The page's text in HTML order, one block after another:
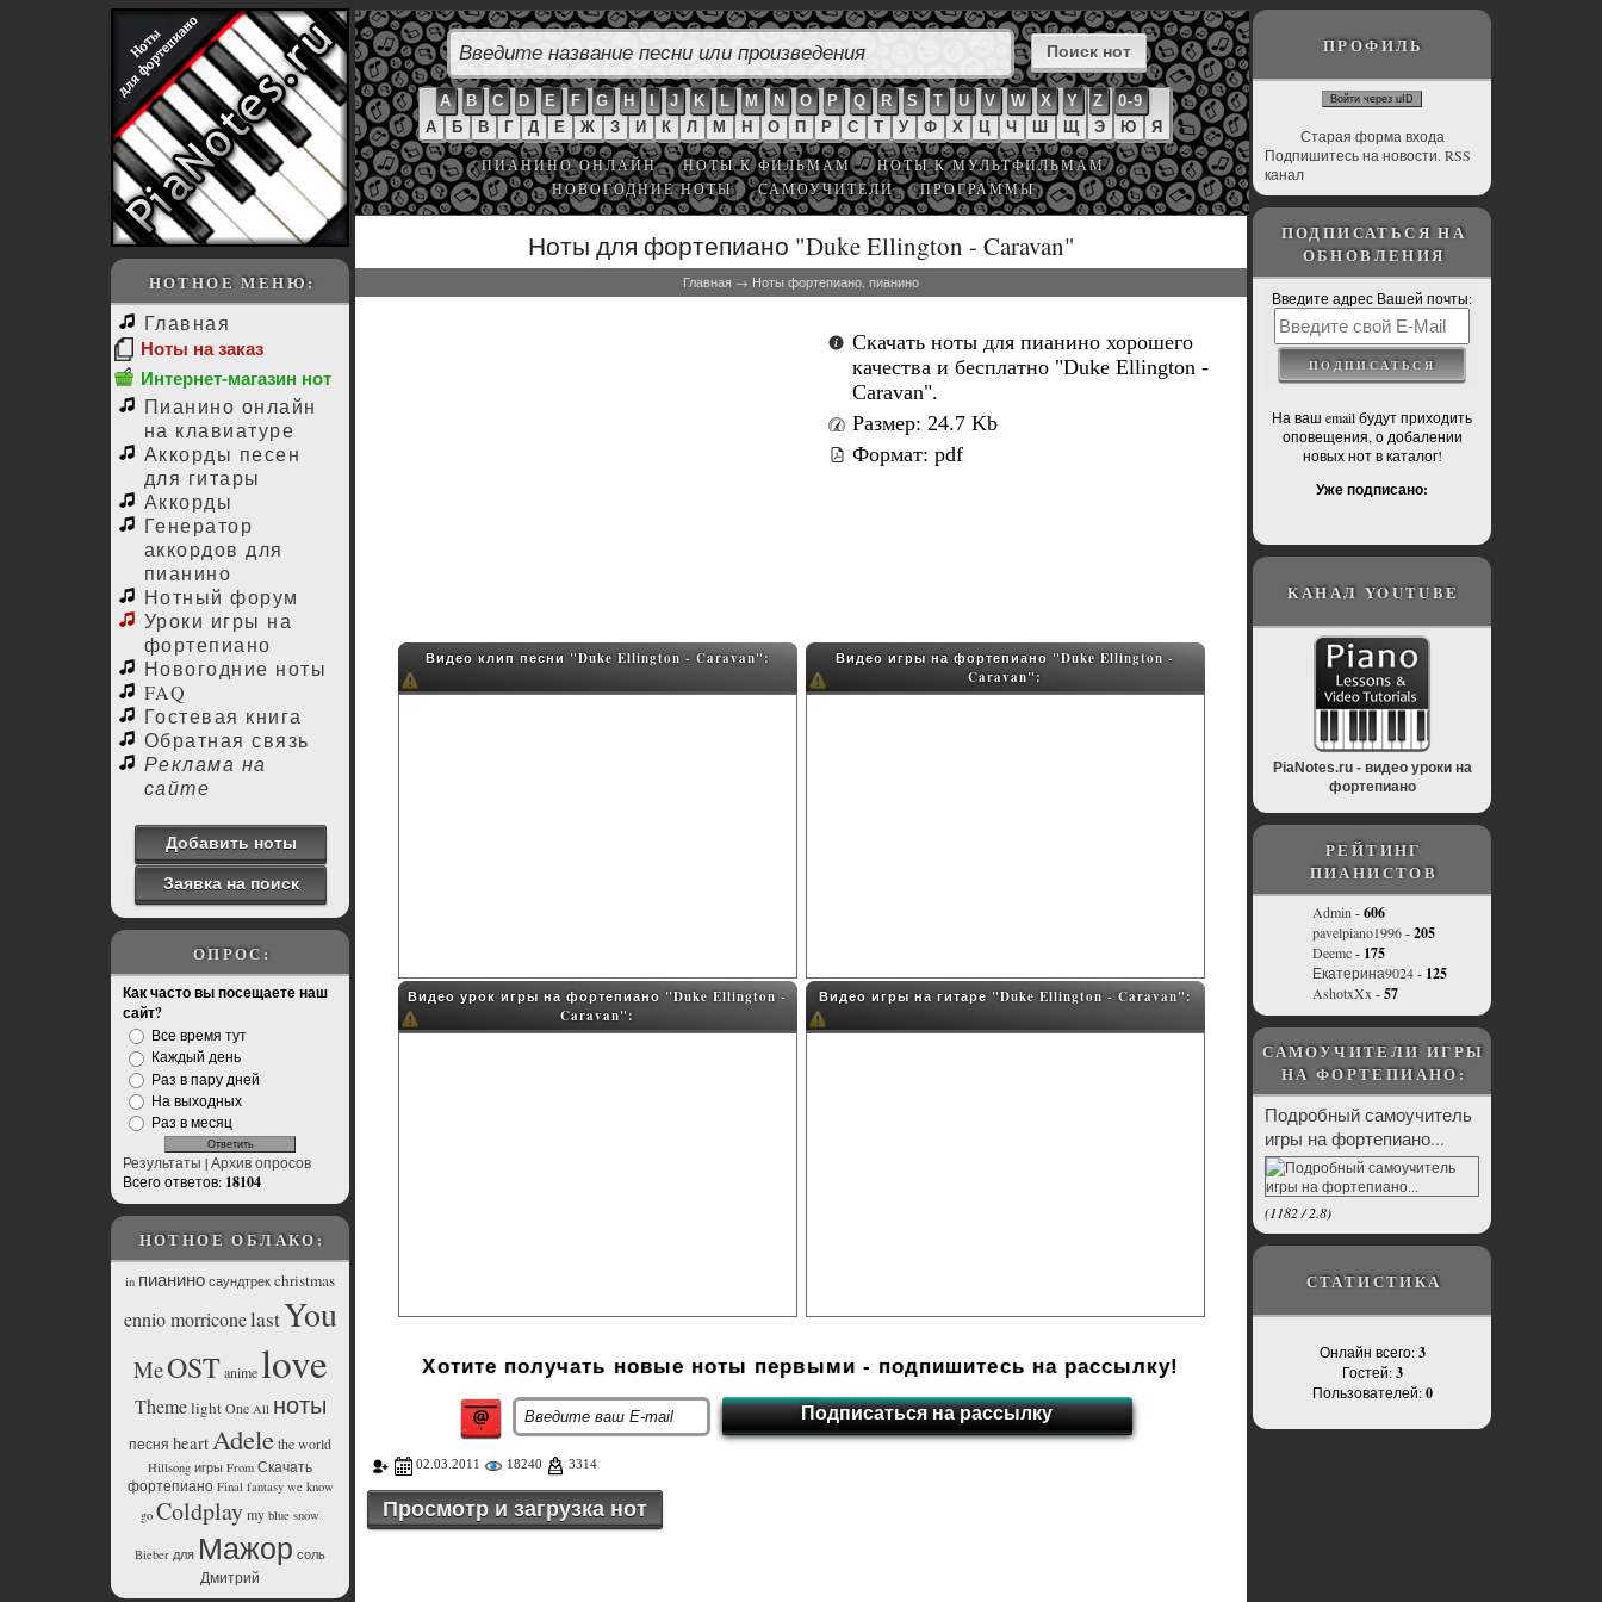
НОТНОЕ МЕНЮ:
Главная
Ноты на заказ
Интернет-магазин нот
Пианино онлайн
на клавиатуре
Аккорды песен
для гитары
Аккорды
Генератор
аккордов для
пианино
Нотный форум
Уроки игры на
фортепиано
Новогодние ноты
FAQ
Гостевая книга
Обратная связь
Реклама на
сайте
Добавить ноты
Заявка на поиск
ОПРОС:
Как часто вы посещаете наш
сайт?
Все время тут
Каждый день
Раз в пару дней
На выходных
Раз в месяц
Результаты |Архив опросов
Всего ответов: 18104
НОТНОЕ ОБЛАКО:
in пианино саундтрек christmas
ennio morriconelastYou
MeOST anime love
Themelight One All ноты
песня heart Adeletheworld
Hillsong игры From Скачать
фортепиано Final fantasy we know
go Coldplaymy blue snow
Bieber для Мажор соль
Дмитрий
Ноты для фортепиано "Duke Ellington - Caravan"
Главная → Ноты фортепиано, пианино
Скачать ноты для пианино хорошего
качества и бесплатно "Duke Ellington -
Caravan".
Размер: 24.7 Kb
Формат: pdf
Видео клип песни "Duke Ellington - Caravan":
Видео игры на фортепиано "Duke Ellington -
Caravan":
Видео урок игры на фортепиано "Duke Ellington -
Caravan":
Видео игры на гитаре "Duke Ellington - Caravan":
Хотите получать новые ноты первыми - подпишитесь на рассылку!
02.03.2011 18240 3314
Просмотр и загрузка нот
A B C D E F G H I J K L M N O P Q R S T U V W X Y Z
0-9
А
Б В Г Д Е Ж З И К Л М Н О П Р С Т У Ф Х Ц Ч Ш Щ Э Ю Я
ПИАНИНО ОНЛАЙН НОТЫ К ФИЛЬМАМ
НОТЫ К МУЛЬТФИЛЬМАМ
НОВОГОДНИЕ НОТЫ
САМОУЧИТЕЛИ ПРОГРАММЫ
ПРОФИЛЬ
Войти через uID
Старая форма входа
Подпишитесь на новости. RSS
канал
ПОДПИСАТЬСЯ НА
ОБНОВЛЕНИЯ
Введите адрес Вашей почты:
На ваш email будут приходить
оповещения, о добалении
новых нот в каталог!
Уже подписано:
КАНАЛ YOUTUBE
PiaNotes.ru - видео уроки на
фортепиано
РЕЙТИНГ
ПИАНИСТОВ
Admin -606
pavelpiano1996-205
Deemc- 175
Екатерина9024- 125
AshotxXx -57
САМОУЧИТЕЛИ ИГРЫ
НА ФОРТЕПИАНО:
Подробный самоучитель
игры на фортепиано...
(1182/2.8)
СТАТИСТИКА
Онлайн всего:3
Гостей:3
Пользователей:0